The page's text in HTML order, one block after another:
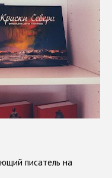
писатель на